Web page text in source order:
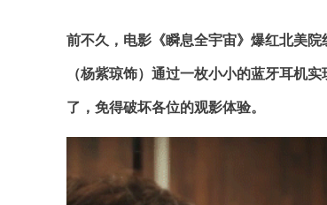
前不久，电影《瞬息全宇宙》爆红北美
（杨紫琼饰）通过一枚小小的蓝牙耳机
了，免得破坏各位的观影体验。